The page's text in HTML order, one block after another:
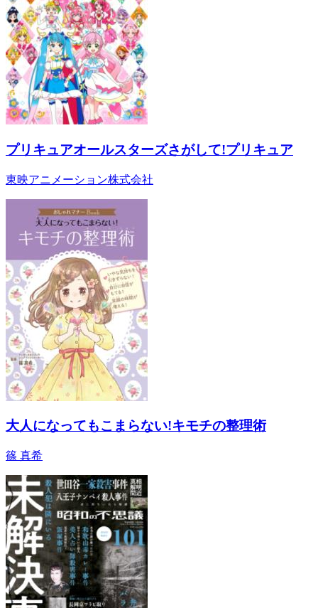
プリキュアオールスターズさがして!プリキュア
東映アニメーション株式会社
大人になってもこまらない!キモチの整理術
篠 真希